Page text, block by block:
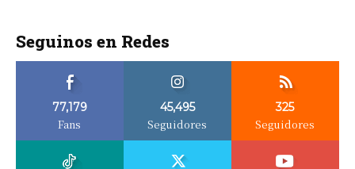
Seguinos en Redes
77,179
Fans
45,495
Seguidores
325
Seguidores